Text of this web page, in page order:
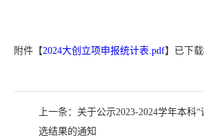
附件【2024大创立项申报统计表.pdf】已下载
上一条： 关于公示2023-2024学年本科
选结果的通知